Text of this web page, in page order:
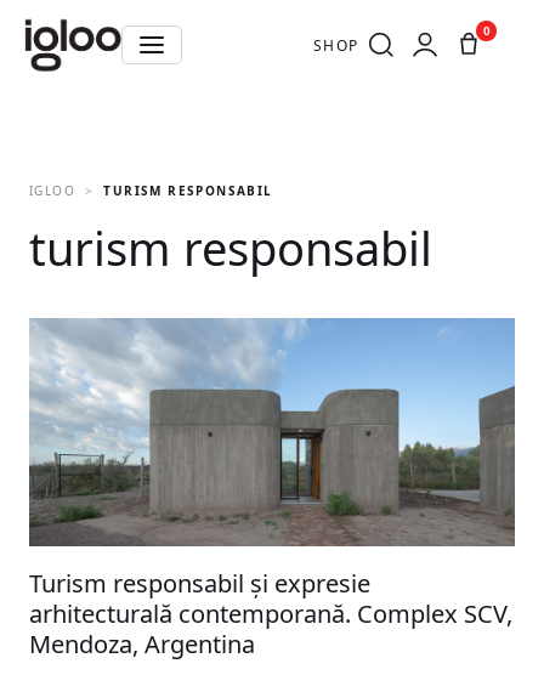
SHOP
0
IGLOO TURISM RESPONSABIL
turism responsabil
Turism responsabil și expresie
arhitecturală contemporană. Complex SCV,
Mendoza, Argentina